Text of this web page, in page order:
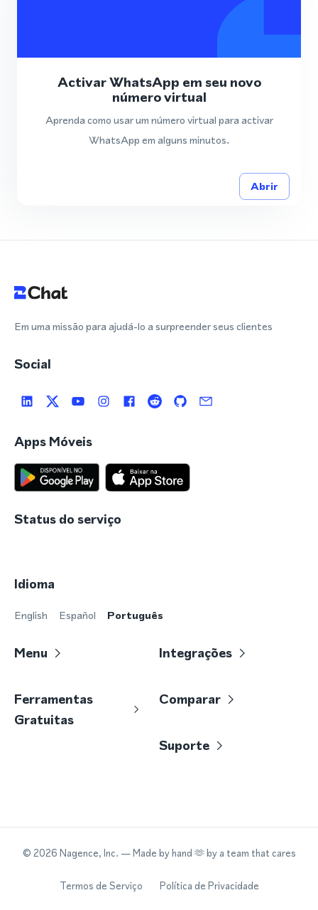
Activar WhatsApp em seu novo
número virtual
Aprenda como usar um número virtual para activar
WhatsApp em alguns minutos.
Abrir
Em uma missão para ajudá-lo a surpreender seus clientes
Social
Apps Móveis
Status do serviço
Idioma
English Español Português
Menu Integrações
Ferramentas
Gratuitas
Comparar
Suporte
© 2026 Nagence, Inc. — Made by hand 🫶 by a team that cares
Termos de Serviço Política de Privacidade